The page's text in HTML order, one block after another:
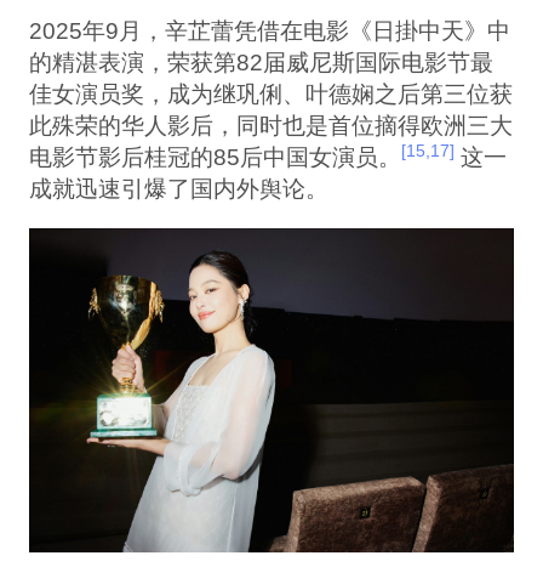
2025年9月，辛芷蕾凭借在电影《日掛中天》中
的精湛表演，荣获第82届威尼斯国际电影节最
佳女演员奖，成为继巩俐、叶德娴之后第三位获
此殊荣的华人影后，同时也是首位摘得欧洲三大
电影节影后桂冠的85后中国女演员。
[15,17] 这一
成就迅速引爆了国内外舆论。